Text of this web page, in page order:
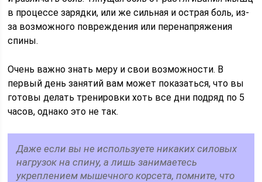
в процессе зарядки, или же сильная и острая боль, из-
за возможного повреждения или перенапряжения
спины.
Очень важно знать меру и свои возможности. В
первый день занятий вам может показаться, что вы
готовы делать тренировки хоть все дни подряд по 5
часов, однако это не так.
Даже если вы не используете никаких силовых
нагрузок на спину, а лишь занимаетесь
укреплением мышечного корсета, помните, что